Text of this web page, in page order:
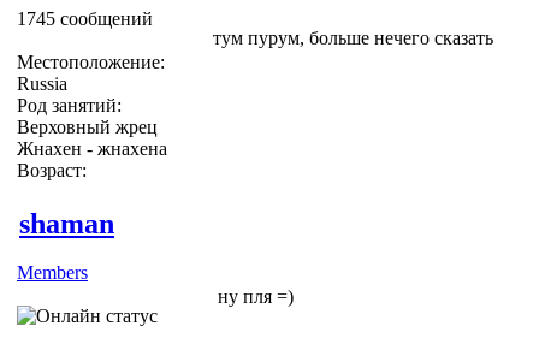
1745 сообщений
Местоположение:
Russia
Род занятий:
Верховный жрец
Жнахен - жнахена
Возраст:
тум пурум, больше нечего сказать
shaman
Members
ну пля =)